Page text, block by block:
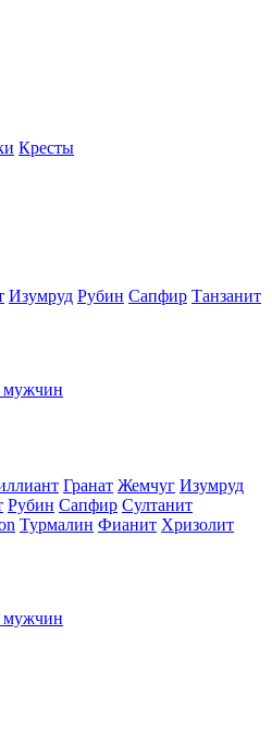
Кресты
Изумруд Рубин Сапфир Танзанит
мужчин
Гранат Жемчуг Изумруд
Рубин Сапфир Султанит
Турмалин Фианит Хризолит
мужчин